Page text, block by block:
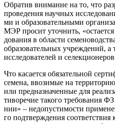
Обра­тив вни­ма­ние на то, что
про­ве­де­ния науч­ных
ми и обра­зо­ва­тель­ны­ми
МЭР про­сит уточ­нить,
до­ва­ния в обла­сти
обра­зо­ва­тель­ных учре­жде­ний, а
иссле­до­ва­те­лей и
Что каса­ет­ся обя­за­тель­ной
семе­на, вво­зи­мые на
или пред­на­зна­чен­ные для
ти­во­ре­чие тако­го тре­бо­ва­ния
нии» – недо­пу­сти­мо­сти
го под­твер­жде­ния